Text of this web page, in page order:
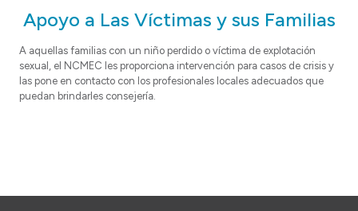
Apoyo a Las Víctimas y sus Familias
A aquellas familias con un niño perdido o víctima de explotación
sexual, el NCMEC les proporciona intervención para casos de crisis y
las pone en contacto con los profesionales locales adecuados que
puedan brindarles consejería.